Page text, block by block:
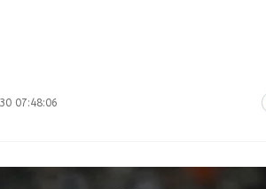
07:48:06